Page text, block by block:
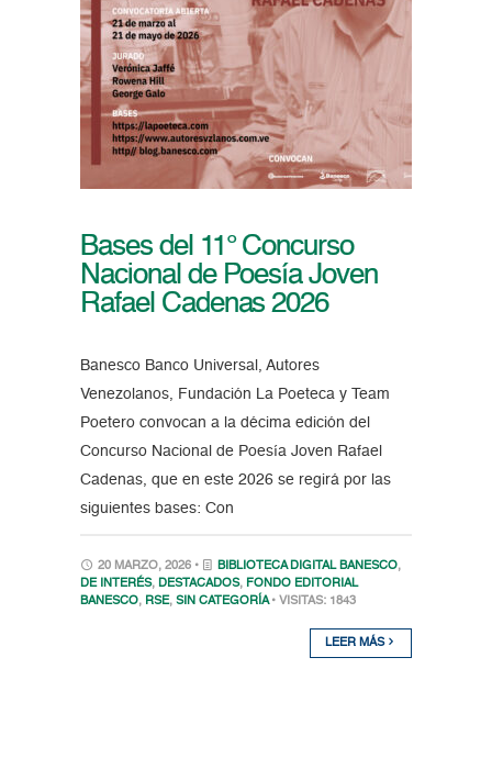
Bases del 11° Concurso
Nacional de Poesía Joven
Rafael Cadenas 2026
Banesco Banco Universal, Autores
Venezolanos, Fundación La Poeteca y Team
Poetero convocan a la décima edición del
Concurso Nacional de Poesía Joven Rafael
Cadenas, que en este 2026 se regirá por las
siguientes bases: Con
20 MARZO, 2026 • BIBLIOTECA DIGITAL BANESCO,
DE INTERÉS, DESTACADOS, FONDO EDITORIAL
BANESCO, RSE, SIN CATEGORÍA • VISITAS: 1843
LEER MÁS